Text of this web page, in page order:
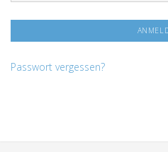
Passwort vergessen?